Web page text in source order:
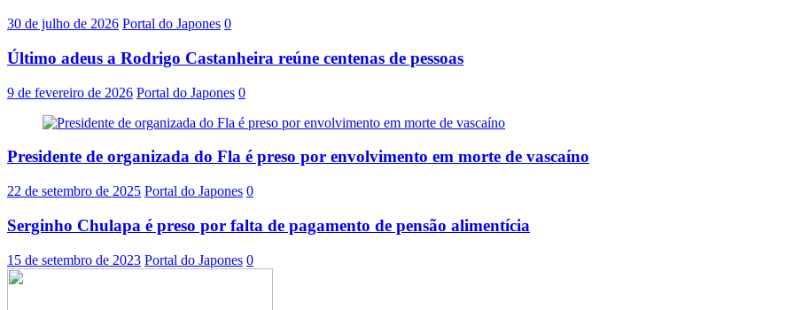
30 de julho de 2026 Portal do Japones 0
Último adeus a Rodrigo Castanheira reúne centenas de pessoas
9 de fevereiro de 2026 Portal do Japones 0
Presidente de organizada do Fla é preso por envolvimento em morte de vascaíno
22 de setembro de 2025 Portal do Japones 0
Serginho Chulapa é preso por falta de pagamento de pensão alimentícia
15 de setembro de 2023 Portal do Japones 0